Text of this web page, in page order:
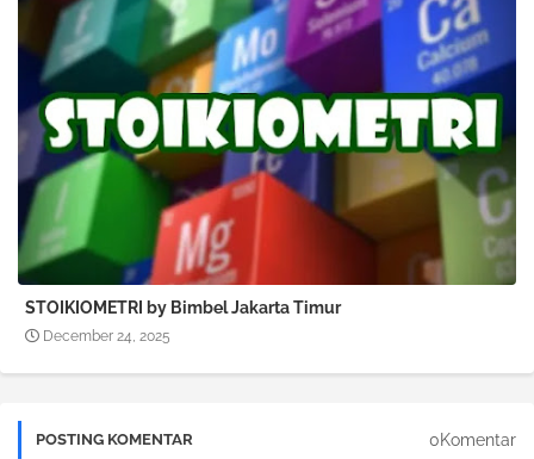
STOIKIOMETRI by Bimbel Jakarta Timur
December 24, 2025
POSTING KOMENTAR 0Komentar